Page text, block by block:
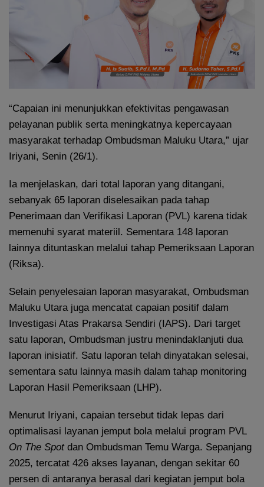
“Capaian ini menunjukkan efektivitas pengawasan
pelayanan publik serta meningkatnya kepercayaan
masyarakat terhadap Ombudsman Maluku Utara,” ujar
Iriyani, Senin (26/1).
Ia menjelaskan, dari total laporan yang ditangani,
sebanyak 65 laporan diselesaikan pada tahap
Penerimaan dan Verifikasi Laporan (PVL) karena tidak
memenuhi syarat materiil. Sementara 148 laporan
lainnya dituntaskan melalui tahap Pemeriksaan Laporan
(Riksa).
Selain penyelesaian laporan masyarakat, Ombudsman
Maluku Utara juga mencatat capaian positif dalam
Investigasi Atas Prakarsa Sendiri (IAPS). Dari target
satu laporan, Ombudsman justru menindaklanjuti dua
laporan inisiatif. Satu laporan telah dinyatakan selesai,
sementara satu lainnya masih dalam tahap monitoring
Laporan Hasil Pemeriksaan (LHP).
Menurut Iriyani, capaian tersebut tidak lepas dari
optimalisasi layanan jemput bola melalui program PVL
On The Spotdan Ombudsman Temu Warga. Sepanjang
2025, tercatat 426 akses layanan, dengan sekitar 60
persen di antaranya berasal dari kegiatan jemput bola